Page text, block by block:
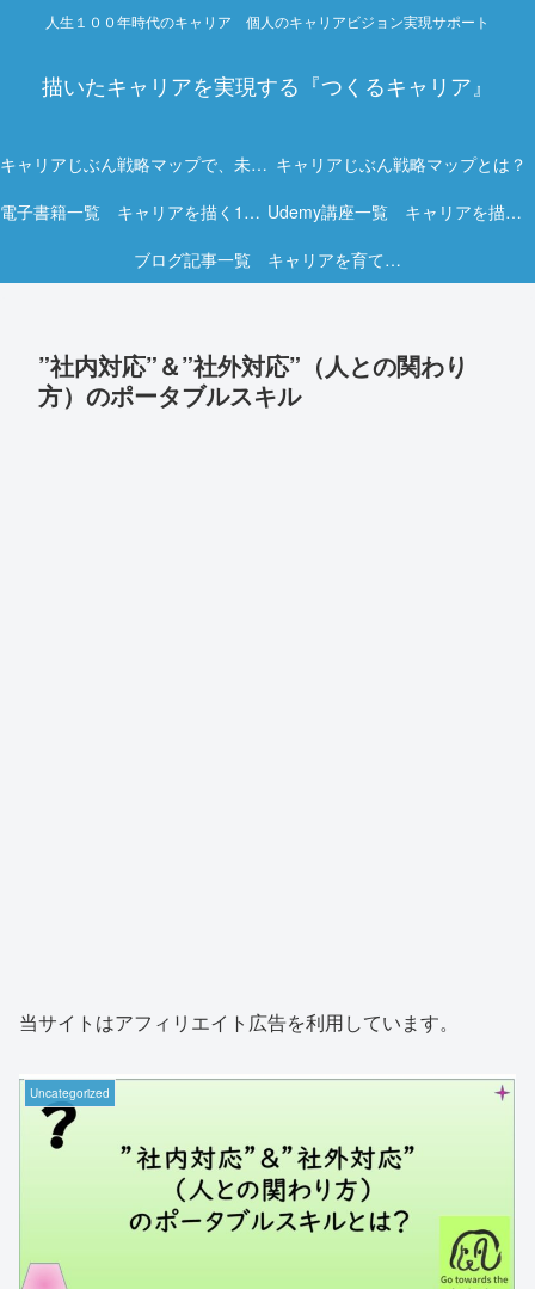
人生１００年時代のキャリア 個人のキャリアビジョン実現サポート
描いたキャリアを実現する『つくるキャリア』
キャリアじぶん戦略マップで、未来を描く力を。 キャリアじぶん戦略マップとは？
電子書籍一覧 キャリアを描く15冊の実践ガイド
Udemy講座一覧 キャリアを描く実践オンライン講座
ブログ記事一覧 キャリアを育てる実践ヒント集
”社内対応”＆”社外対応”（人との関わり
方）のポータブルスキル
当サイトはアフィリエイト広告を利用しています。
Uncategorized